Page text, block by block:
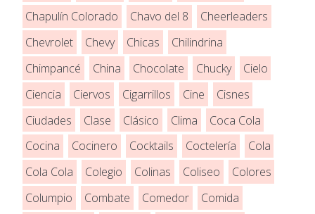
Chapulín Colorado
Chavo del 8
Cheerleaders
Chevrolet
Chevy Chicas
Chilindrina
Chimpancé
China Chocolate Chucky
Cielo
Ciencia
Ciervos Cigarrillos Cine
Cisnes
Ciudades
Clase Clásico Clima
Coca Cola
Cocina
Cocinero Cocktails Coctelería
Cola
Cola Cola
Colegio Colinas Coliseo
Colores
Columpio
Combate Comedor
Comida